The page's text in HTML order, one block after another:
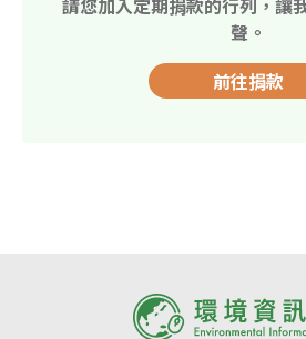
請您加入定期捐款的行列，讓
聲。
前往捐款